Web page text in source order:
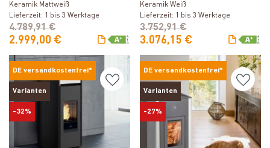
Keramik Mattweiß
Lieferzeit: 1 bis 3 Werktage
2.999,00 €
4.789,91 €
Keramik Weiß
Lieferzeit: 1 bis 3 Werktage
3.076,15 €
3.752,91 €
DE versandkostenfrei*
Varianten
-32%
DE versandkostenfrei*
Varianten
-27%